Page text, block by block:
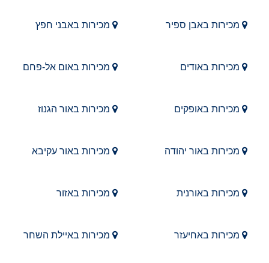
מכירות באבן ספיר מכירות באבני חפץ
מכירות באודים מכירות באום אל-פחם
מכירות באופקים מכירות באור הגנוז
מכירות באור יהודה מכירות באור עקיבא
מכירות באורנית מכירות באזור
מכירות באחיעזר מכירות באיילת השחר